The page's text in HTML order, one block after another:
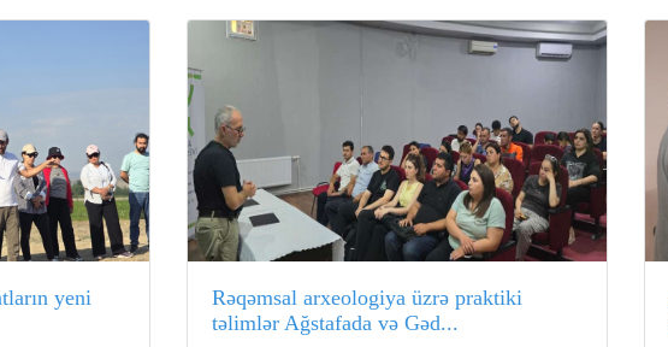
yeni
Rəqəmsal arxeologiya üzrə praktiki
təlimlər Ağstafada və Gəd...